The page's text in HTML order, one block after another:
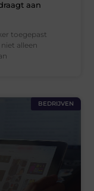
aan
toegepast
alleen
BEDRIJVEN